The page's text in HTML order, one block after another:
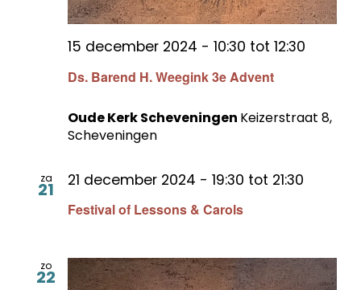
Ds. Barend H. Weegink 3e Advent
15 december 2024 - 10:30 tot 12:30
Oude Kerk Scheveningen Keizerstraat 8,
Scheveningen
za
21
Festival of Lessons & Carols
21 december 2024 - 19:30 tot 21:30
zo
22